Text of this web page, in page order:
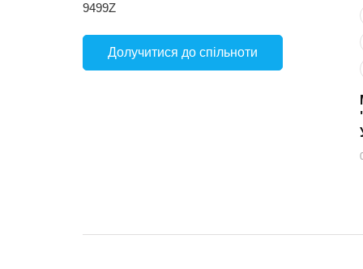
9499Z
Долучитися до спільноти